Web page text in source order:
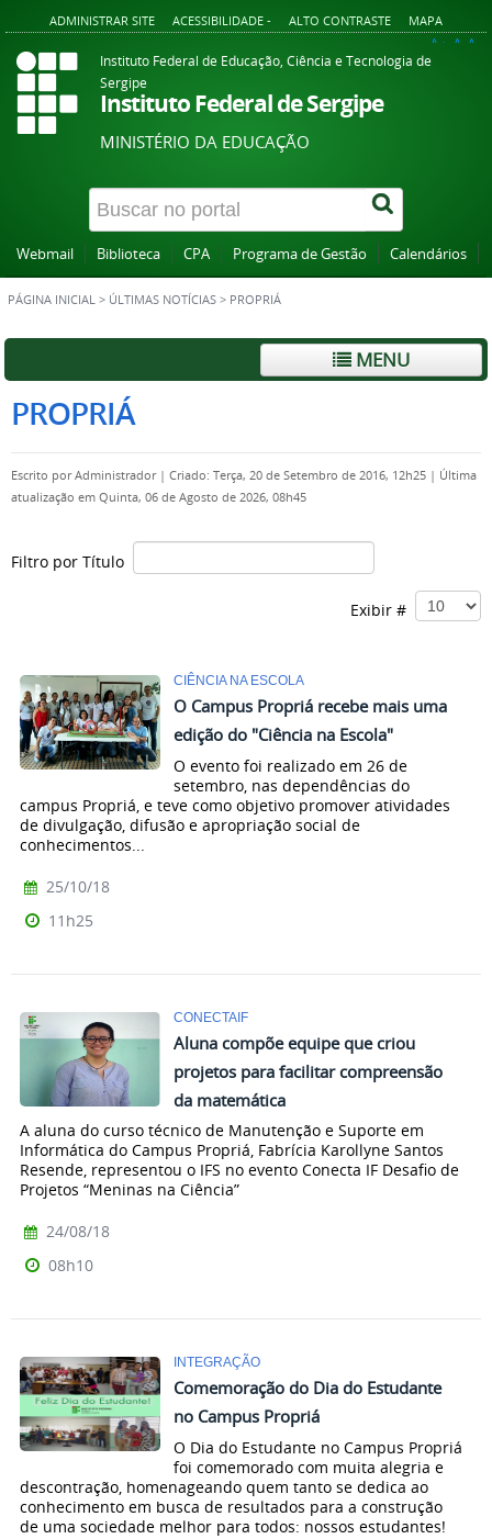
ADMINISTRAR SITE ACESSIBILIDADE - ALTO CONTRASTE MAPA
A+ A A-
Instituto Federal de Educação, Ciência e Tecnologia de
Sergipe
Instituto Federal de Sergipe
MINISTÉRIO DA EDUCAÇÃO
Webmail Biblioteca CPA Programa de Gestão Calendários
PÁGINA INICIAL > ÚLTIMAS NOTÍCIAS > PROPRIÁ
MENU
PROPRIÁ
Escrito porAdministrador | Criado: Terça, 20 de Setembro de 2016, 12h25 | Última
atualização em Quinta, 06 de Agosto de 2026, 08h45
Filtro por Título
Exibir #
CIÊNCIA NA ESCOLA
O Campus Propriá recebe mais uma
edição do "Ciência na Escola"
O evento foi realizado em 26 de
setembro, nas dependências do
campus Propriá, e teve como objetivo promover atividades
de divulgação, difusão e apropriação social de
conhecimentos...
25/10/18
11h25
CONECTAIF
Aluna compõe equipe que criou
projetos para facilitar compreensão
da matemática
A aluna do curso técnico de Manutenção e Suporte em
Informática do Campus Propriá, Fabrícia Karollyne Santos
Resende, representou o IFS no evento Conecta IF Desafio de
Projetos “Meninas na Ciência”
24/08/18
08h10
INTEGRAÇÃO
Comemoração do Dia do Estudante
no Campus Propriá
O Dia do Estudante no Campus Propriá
foi comemorado com muita alegria e
descontração, homenageando quem tanto se dedica ao
conhecimento em busca de resultados para a construção
de uma sociedade melhor para todos: nossos estudantes!